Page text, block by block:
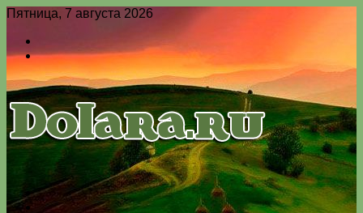
Пятница, 7 августа 2026
Switch
skin
Меню
Switch